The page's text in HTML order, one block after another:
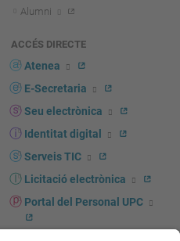
Alumni
ACCÉS DIRECTE
Atenea
E-Secretaria
Seu electrònica
Identitat digital
Serveis TIC
Licitació electrònica
Portal del Personal UPC